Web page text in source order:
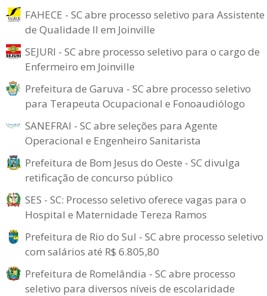
FAHECE - SC abre processo seletivo para Assistente
de Qualidade II em Joinville
SEJURI - SC abre processo seletivo para o cargo de
Enfermeiro em Joinville
Prefeitura de Garuva - SC abre processo seletivo
para Terapeuta Ocupacional e Fonoaudiólogo
SANEFRAI - SC abre seleções para Agente
Operacional e Engenheiro Sanitarista
Prefeitura de Bom Jesus do Oeste - SC divulga
retificação de concurso público
SES - SC: Processo seletivo oferece vagas para o
Hospital e Maternidade Tereza Ramos
Prefeitura de Rio do Sul - SC abre processo seletivo
com salários até R$ 6.805,80
Prefeitura de Romelândia - SC abre processo
seletivo para diversos níveis de escolaridade